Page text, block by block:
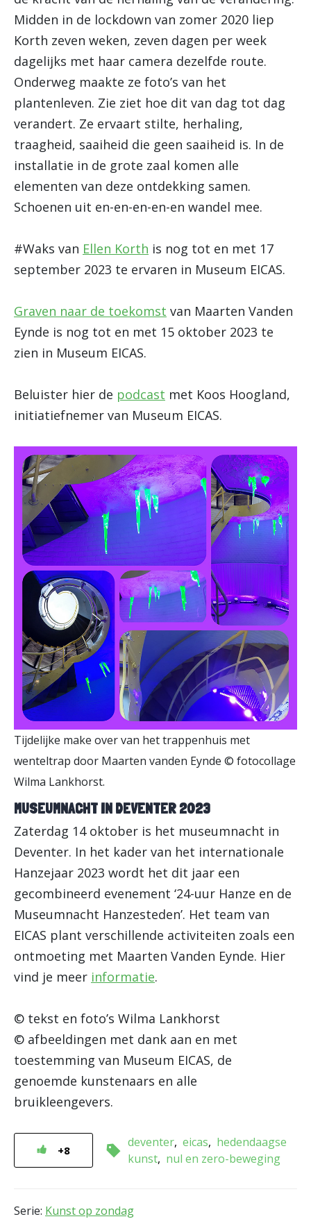
Midden in de lockdown van zomer 2020 liep
Korth zeven weken, zeven dagen per week
dagelijks met haar camera dezelfde route.
Onderweg maakte ze foto’s van het
plantenleven. Zie ziet hoe dit van dag tot dag
verandert. Ze ervaart stilte, herhaling,
traagheid, saaiheid die geen saaiheid is. In de
installatie in de grote zaal komen alle
elementen van deze ontdekking samen.
Schoenen uit en-en-en-en-en wandel mee.
#Waks van Ellen Korth is nog tot en met 17
september 2023 te ervaren in Museum EICAS.
Graven naar de toekomst van Maarten Vanden
Eynde is nog tot en met 15 oktober 2023 te
zien in Museum EICAS.
Beluister hier de podcast met Koos Hoogland,
initiatiefnemer van Museum EICAS.
Tijdelijke make over van het trappenhuis met
wenteltrap door Maarten vanden Eynde © fotocollage
Wilma Lankhorst.
MUSEUMNACHT IN DEVENTER 2023
Zaterdag 14 oktober is het museumnacht in
Deventer. In het kader van het internationale
Hanzejaar 2023 wordt het dit jaar een
gecombineerd evenement ‘24-uur Hanze en de
Museumnacht Hanzesteden’. Het team van
EICAS plant verschillende activiteiten zoals een
ontmoeting met Maarten Vanden Eynde. Hier
vind je meer informatie.
© tekst en foto’s Wilma Lankhorst
© afbeeldingen met dank aan en met
toestemming van Museum EICAS, de
genoemde kunstenaars en alle
bruikleengevers.
+8
deventer eicas
hedendaagse
kunst nul en zero-beweging
Serie: Kunst op zondag